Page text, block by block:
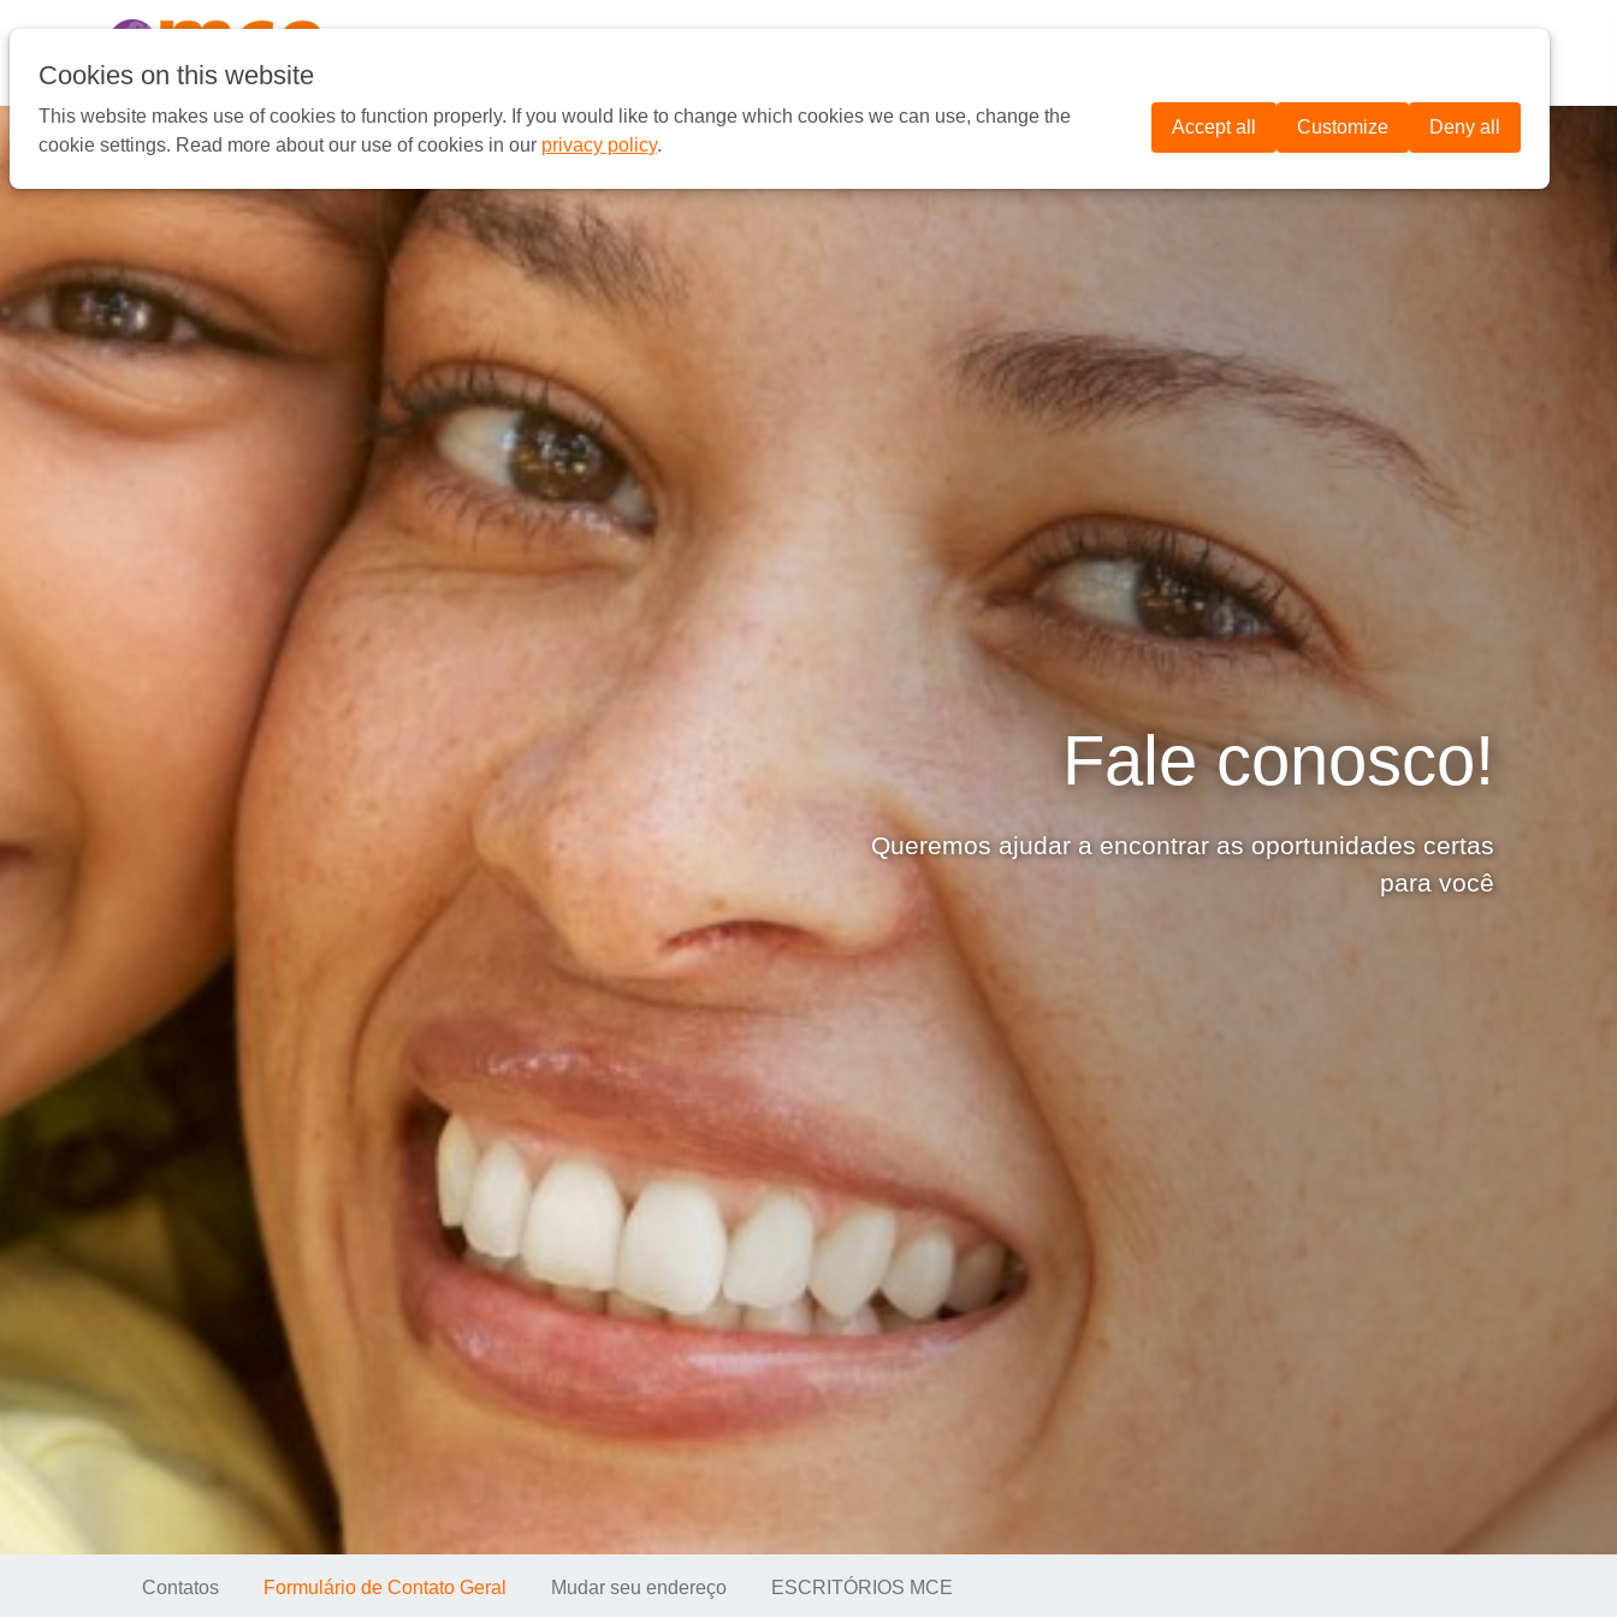
Cookies on this website
This website makes use of cookies to function properly. If you would like to change which cookies we can use, change the
cookie settings. Read more about our use of cookies in our privacy policy.
Accept all Customize Deny all
link
Ir
conteúdo
Ir
navegação
Fale conosco!
Queremos ajudar a encontrar as oportunidades certas
para você
Contatos Formulário de Contato Geral Mudar seu endereço ESCRITÓRIOS MCE